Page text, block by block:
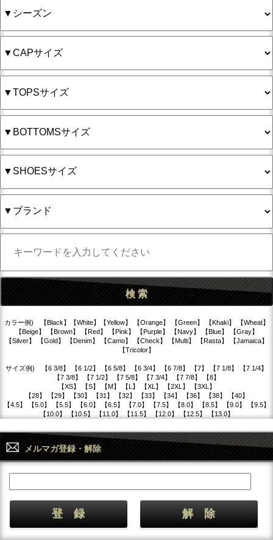
カラー例) 【Black】【White】【Yellow】 【Orange】 【Green】 【Khaki】 【Wheat】
【Beige】 【Brown】 【Red】 【Pink】 【Purple】 【Navy】 【Blue】 【Gray】
【Silver】 【Gold】 【Denim】 【Camo】 【Check】 【Multi】 【Rasta】 【Jamaica】
【Tricolor】
サイズ例) 【6 3/8】 【6 1/2】 【6 5/8】 【6 3/4】 【6 7/8】 【7】 【7 1/8】 【7 1/4】
【7 3/8】 【7 1/2】 【7 5/8】 【7 3/4】 【7 7/8】 【8】
【XS】 【S】 【M】 【L】 【XL】 【2XL】 【3XL】
【28】 【29】 【30】 【31】 【32】 【33】 【34】 【36】 【38】 【40】
【4.5】 【5.0】 【5.5】 【6.0】 【6.5】 【7.0】 【7.5】 【8.0】 【8.5】 【9.0】 【9.5】
【10.0】 【10.5】 【11.0】 【11.5】 【12.0】 【12.5】 【13.0】
メルマガ登録・解除